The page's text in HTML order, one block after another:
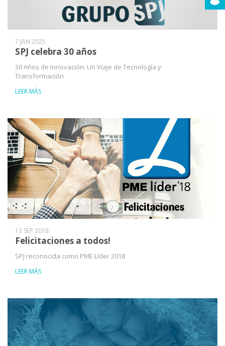
7 JAN 2025
SPJ celebra 30 años
30 Años de Innovación: Un Viaje de Tecnología y
Transformación
LEER MÁS
13 SEP 2018
Felicitaciones a todos!
SPJ reconocida como PME Líder 2018
LEER MÁS